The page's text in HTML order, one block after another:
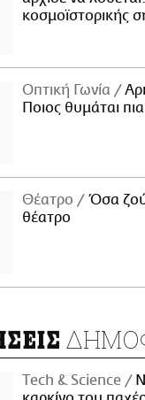
κοσμοϊστορικής
Οπτική Γωνία
Ποιος θυμάται
Θέατρο
Όσα
θέατρο
Τech & Science